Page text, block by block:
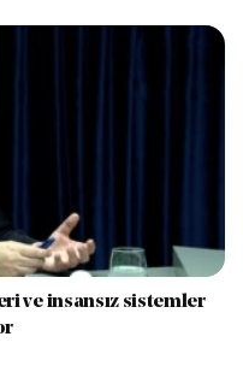
ve insansız sistemler